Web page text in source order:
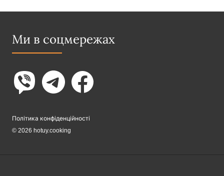
Ми в соцмережах
Політика конфіденційності
© 2026 hotuy.cooking